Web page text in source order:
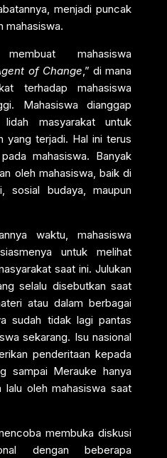
menjadi puncak
mahasiswa.
mahasiswa
of Change,” di mana
terhadap mahasiswa
Mahasiswa dianggap
lidah masyarakat untuk
yang terjadi. Hal ini terus
mahasiswa. Banyak
oleh mahasiswa, baik di
sosial budaya, maupun
waktu, mahasiswa
untuk melihat
saat ini. Julukan
selalu disebutkan saat
atau dalam berbagai
sudah tidak lagi pantas
sekarang. Isu nasional
penderitaan kepada
sampai Merauke hanya
oleh mahasiswa saat
membuka diskusi
dengan beberapa